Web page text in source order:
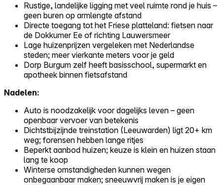
Rustige, landelijke ligging met veel ruimte rond je huis –
geen buren op armlengte afstand
Directe toegang tot het Friese platteland: fietsen naar
de Dokkumer Ee of richting Lauwersmeer
Lage huizenprijzen vergeleken met Nederlandse
steden; meer vierkante meters voor je geld
Dorp Burgum zelf heeft basisschool, supermarkt en
apotheek binnen fietsafstand
Nadelen:
Auto is noodzakelijk voor dagelijks leven – geen
openbaar vervoer van betekenis
Dichtstbijzijnde treinstation (Leeuwarden) ligt 20+ km
weg; forensen hebben lange ritjes
Beperkt aanbod huizen; keuze is klein en huizen staan
lang te koop
Winterse omstandigheden kunnen wegen
onbegaanbaar maken; sneeuwvrij maken is je eigen